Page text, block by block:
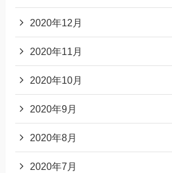
2020年12月
2020年11月
2020年10月
2020年9月
2020年8月
2020年7月